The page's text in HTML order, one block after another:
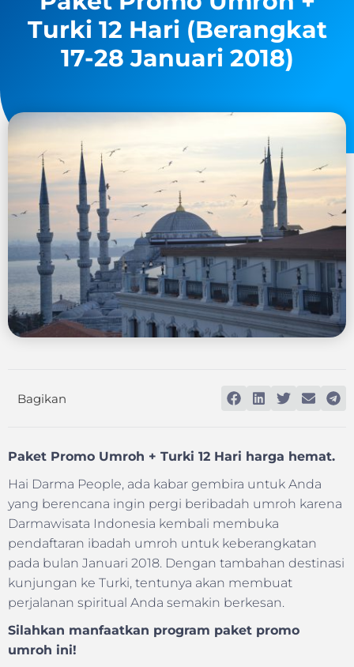
Turki 12 Hari (Berangkat
17-28 Januari 2018)
Bagikan
Paket Promo Umroh + Turki 12 Hari harga hemat.
Hai Darma People, ada kabar gembira untuk Anda
yang berencana ingin pergi beribadah umroh karena
Darmawisata Indonesia kembali membuka
pendaftaran ibadah umroh untuk keberangkatan
pada bulan Januari 2018. Dengan tambahan destinasi
kunjungan ke Turki, tentunya akan membuat
perjalanan spiritual Anda semakin berkesan.
Silahkan manfaatkan program paket promo
umroh ini!